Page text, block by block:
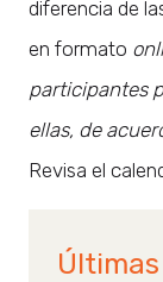
diferencia de
en formato
participantes
ellas, de
Revisa el